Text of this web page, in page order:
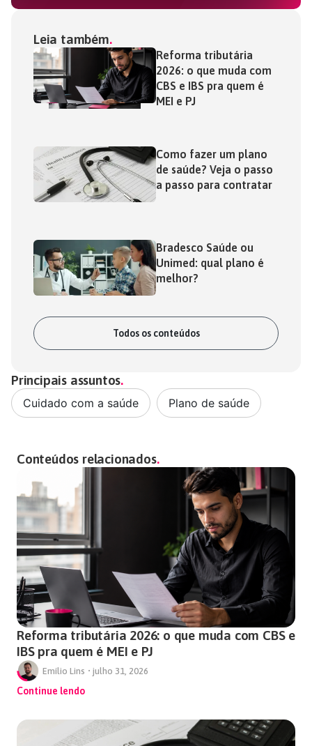
Leia também
Reforma tributária
2026: o que muda com
CBS e IBS pra quem é
MEI e PJ
Como fazer um plano
de saúde? Veja o passo
a passo para contratar
Bradesco Saúde ou
Unimed: qual plano é
melhor?
Todos os conteúdos
Principais assuntos
Cuidado com a saúde Plano de saúde
Conteúdos relacionados
Reforma tributária 2026: o que muda com CBS e
IBS pra quem é MEI e PJ
Emílio Lins • julho 31, 2026
Continue lendo